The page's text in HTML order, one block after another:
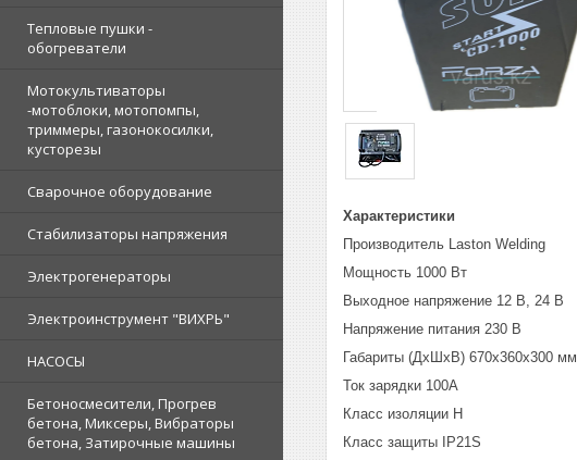
Тепловые пушки -
обогреватели
Мотокультиваторы
-мотоблоки, мотопомпы,
триммеры, газонокосилки,
кусторезы
Сварочное оборудование
Стабилизаторы напряжения
Электрогенераторы
Электроинструмент "ВИХРЬ"
НАСОСЫ
Бетоносмесители, Прогрев
бетона, Миксеры, Вибраторы
бетона, Затирочные машины
Характеристики
Производитель Laston Welding
Мощность 1000 Вт
Выходное напряжение 12 В, 24 В
Напряжение питания 230 В
Габариты (ДхШхВ) 670х360х300 мм
Ток зарядки 100А
Класс изоляции H
Класс защиты IP21S